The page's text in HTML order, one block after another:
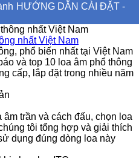
HƯỚNG DẪN CÀI ĐẶT -
nhất Việt Nam
phổ biến nhất tại Việt Nam
và top 10 loa âm phổ thông
cấp, lắp đặt trong nhiều năm
trần và cách đấu, chọn loa
tôi tổng hợp và giải thích
dụng đúng dòng loa này